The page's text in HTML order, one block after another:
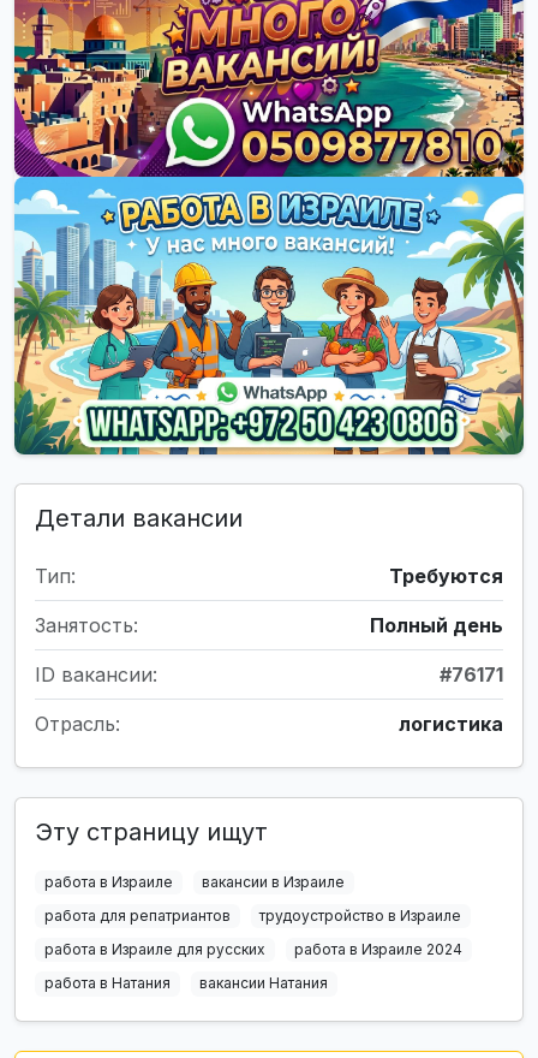
Детали вакансии
Тип: Требуются
Занятость: Полный день
ID вакансии: #76171
Отрасль: логистика
Эту страницу ищут
работа в Израиле
вакансии в Израиле
работа для репатриантов
трудоустройство в Израиле
работа в Израиле для русских
работа в Израиле 2024
работа в Натания
вакансии Натания